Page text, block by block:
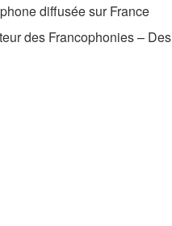
diffusée sur France
des Francophonies – Des